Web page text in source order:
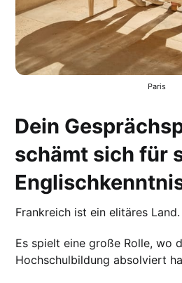
Paris
Dein
schämt sich für
Frankreich ist ein elitäres Land.
Es spielt eine große Rolle, wo
Hochschulbildung absolviert